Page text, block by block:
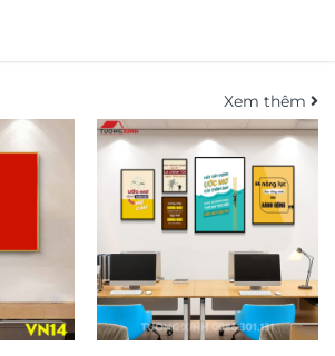
Xem thêm